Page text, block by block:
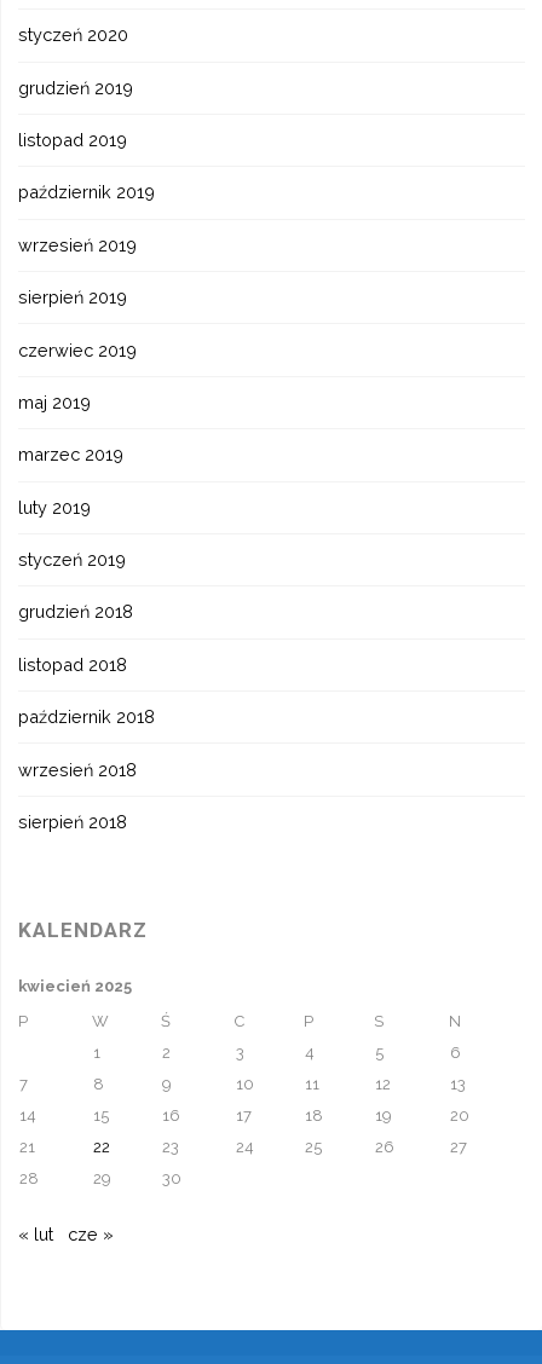
styczeń 2020
grudzień 2019
listopad 2019
październik 2019
wrzesień 2019
sierpień 2019
czerwiec 2019
maj 2019
marzec 2019
luty 2019
styczeń 2019
grudzień 2018
listopad 2018
październik 2018
wrzesień 2018
sierpień 2018
KALENDARZ
kwiecień 2025
P
W Ś C P S
N
1
2 3 4 5
6
7
8 9 10 11 12
13
14
15 16 17 18 19
20
21
22 23 24 25 26
27
28
29 30
« lut cze »